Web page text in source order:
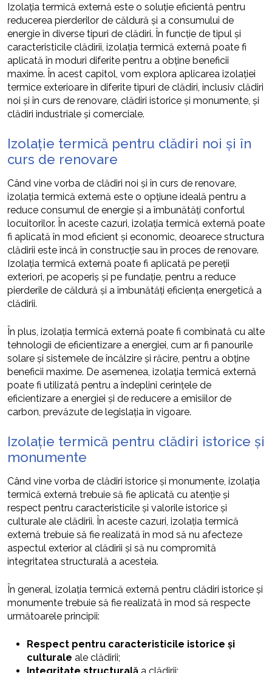
Izolația termică externă este o soluție eficientă pentru
reducerea pierderilor de căldură și a consumului de
energie în diverse tipuri de clădiri. În funcție de tipul și
caracteristicile clădirii, izolația termică externă poate fi
aplicată în moduri diferite pentru a obține beneficii
maxime. În acest capitol, vom explora aplicarea izolației
termice exterioare în diferite tipuri de clădiri, inclusiv clădiri
noi și în curs de renovare, clădiri istorice și monumente, și
clădiri industriale și comerciale.
Izolație termică pentru clădiri noi și în
curs de renovare
Când vine vorba de clădiri noi și în curs de renovare,
izolația termică externă este o opțiune ideală pentru a
reduce consumul de energie și a îmbunătăți confortul
locuitorilor. În aceste cazuri, izolația termică externă poate
fi aplicată în mod eficient și economic, deoarece structura
clădirii este încă în construcție sau în proces de renovare.
Izolația termică externă poate fi aplicată pe pereții
exteriori, pe acoperiș și pe fundație, pentru a reduce
pierderile de căldură și a îmbunătăți eficiența energetică a
clădirii.
În plus, izolația termică externă poate fi combinată cu alte
tehnologii de eficientizare a energiei, cum ar fi panourile
solare și sistemele de încălzire și răcire, pentru a obține
beneficii maxime. De asemenea, izolația termică externă
poate fi utilizată pentru a îndeplini cerințele de
eficientizare a energiei și de reducere a emisiilor de
carbon, prevăzute de legislația în vigoare.
Izolație termică pentru clădiri istorice și
monumente
Când vine vorba de clădiri istorice și monumente, izolația
termică externă trebuie să fie aplicată cu atenție și
respect pentru caracteristicile și valorile istorice și
culturale ale clădirii. În aceste cazuri, izolația termică
externă trebuie să fie realizată în mod să nu afecteze
aspectul exterior al clădirii și să nu compromită
integritatea structurală a acesteia.
În general, izolația termică externă pentru clădiri istorice și
monumente trebuie să fie realizată în mod să respecte
următoarele principii:
Respect pentru caracteristicile istorice și
culturale ale clădirii;